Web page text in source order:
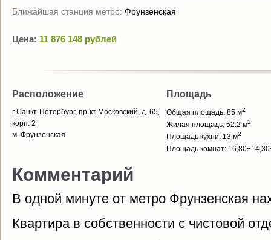
Ближайшая станция метро: Фрунзенская
Цена: 11 876 148 рублей
Расположение
г Санкт-Петербург, пр-кт Московский, д. 65,
корп. 2
м. Фрунзенская
Площадь
Общая площадь: 85 м2
Жилая площадь: 52.2 м2
Площадь кухни: 13 м2
Площадь комнат:
Комментарий
В одной минуте от метро Фрунзенская
Квартира в собственности с чистовой